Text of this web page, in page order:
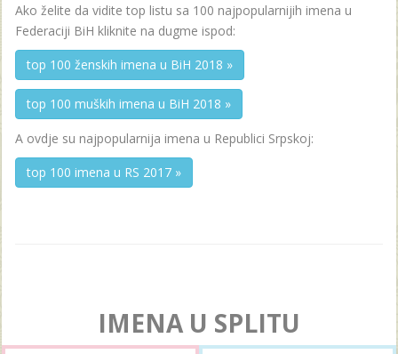
Ako želite da vidite top listu sa 100 najpopularnijih imena u
Federaciji BiH kliknite na dugme ispod:
top 100 ženskih imena u BiH 2018 »
top 100 muških imena u BiH 2018 »
A ovdje su najpopularnija imena u Republici Srpskoj:
top 100 imena u RS 2017 »
IMENA U SPLITU